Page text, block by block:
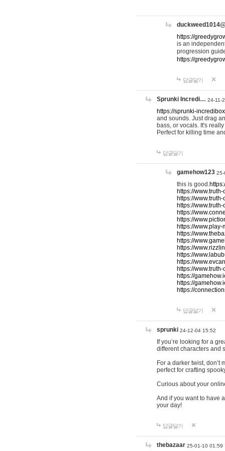
https://
is an
progression
https://
답글달기
Sprunki Incredi… 24-11-
https://sprunki-
and sounds. Just drag
bass, or vocals. It's
Perfect for killing time
답글달기
gamehow123 25-
this is good.
https://
https://
https://
https://
https://
https://
https://
https://
https://
https://
https://
https://
https://
https://
https://
답글달기
sprunki 24-12-04 15:52
If you’re looking for a
different characters and
For a darker twist, don’t
perfect for crafting
Curious about your
And if you want to have
your day!
답글달기
thebazaar 25-01-10 01:59